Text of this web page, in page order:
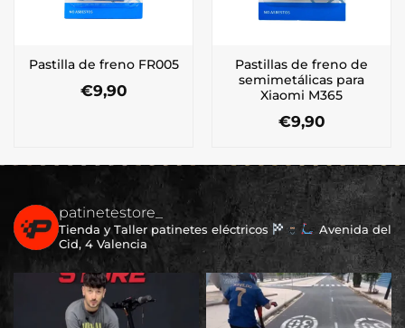
Pastilla de freno FR005
€9,90
Pastillas de freno de
semimetálicas para
Xiaomi M365
€9,90
patinetestore_
Tienda y Taller patinetes eléctricos
Avenida del
Cid, 4 Valencia